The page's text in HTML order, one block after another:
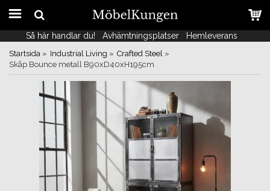
Så här handlar du! Avhämtningsplatser Hemleverans
Så här handlar du! Avhämtningsplatser Hemleverans
Startsida » Industrial Living » Crafted Steel »
Skåp Bounce metall B90xD40xH195cm